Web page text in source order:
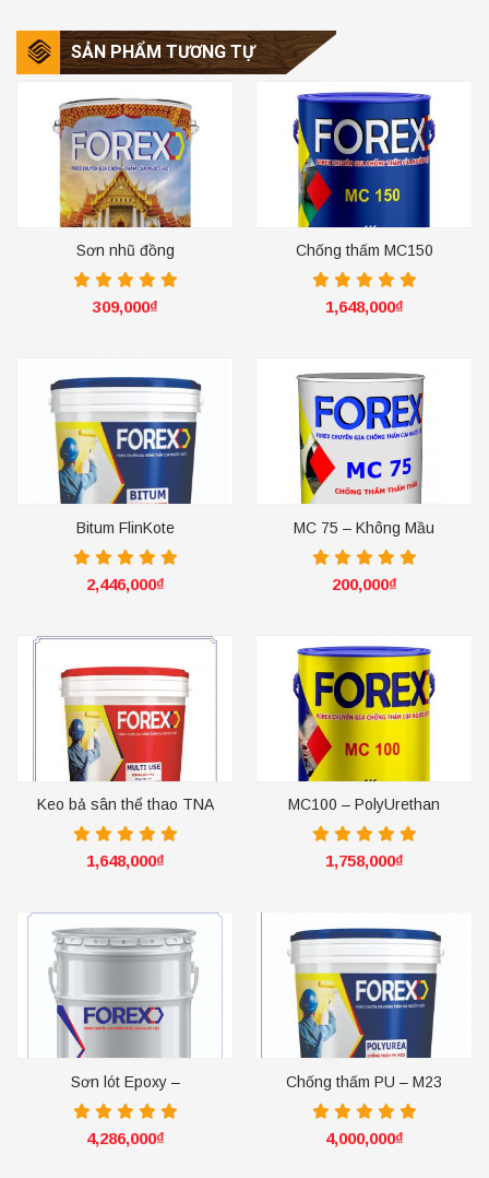
SẢN PHẨM TƯƠNG TỰ
Sơn nhũ đồng
309,000₫
Chống thấm MC150
1,648,000₫
Bitum FlinKote
2,446,000₫
MC 75 – Không Mầu
200,000₫
Keo bả sân thể thao TNA
1,648,000₫
MC100 – PolyUrethan
1,758,000₫
Sơn lót Epoxy –
X01.SEALER
4,286,000₫
Chống thấm PU – M23
4,000,000₫